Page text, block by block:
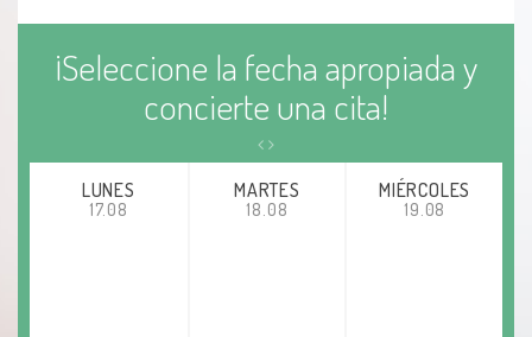
Herpes genital
¡Seleccione la fecha apropiada y
concierte una cita!
LUNES
17.08
MARTES
18.08
MIÉRCOLES
19.08